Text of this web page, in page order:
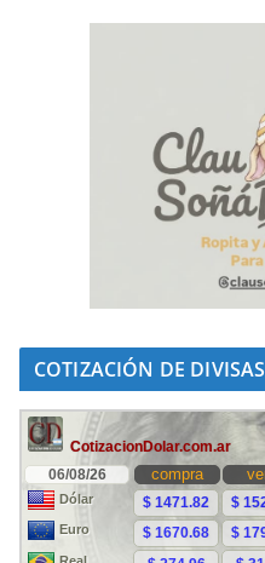
COTIZACIÓN DE DIVISAS